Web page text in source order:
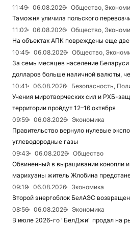
11:49 06.08.2026
Общество,
Таможня уличила польского
11:02
06.08.2026
Общество,
На объектах АПК повреждены еще
10:45
06.08.2026
Общество,
За семь месяцев население
долларов больше наличной валюты,
10:41
06.08.2026
Безопасность,
Учения миротворческих сил и РХБ-
территории пройдут 12–16 октября
09:59
06.08.2026
Экономика
Правительство вернуло нулевые
углеводородные газы
09:43
06.08.2026
Общество
Обвиненный в выращивании конопли и
марихуаны житель Жлобина
09:19
06.08.2026
Экономика
Второй энергоблок БелАЭС
08:56
06.08.2026
Экономика
В июле 2026-го "БелДжи" продал на